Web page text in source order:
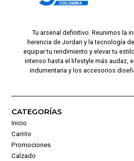
Tu arsenal definitivo. Reunimos la
herencia de Jordan y la tecnología
equipar tu rendimiento y elevar tu
intenso hasta el lifestyle más audaz,
indumentaria y los accesorios
CATEGORÍAS
Inicio
Carrito
Promociones
Calzado